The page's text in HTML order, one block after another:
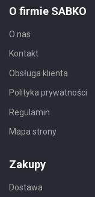
O firmie SABKO
O nas
Kontakt
Obsługa klienta
Polityka prywatności
Regulamin
Mapa strony
Zakupy
Dostawa